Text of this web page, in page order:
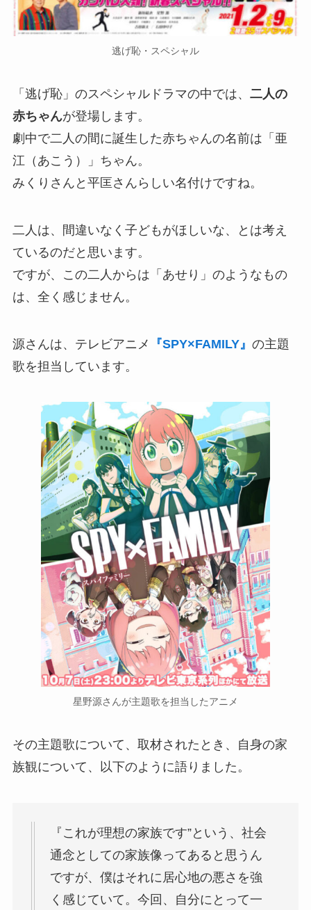
逃げ恥・スペシャル
「逃げ恥」のスペシャルドラマの中では、 二人の
赤ちゃんが登場します。
劇中で二人の間に誕生した赤ちゃんの名前は「亜
江（あこう）」ちゃん。
みくりさんと平匡さんらしい名付けですね。
二人は、間違いなく子どもがほしいな、とは考え
ているのだと思います。
ですが、この二人からは「あせり」のようなもの
は、全く感じません。
源さんは、テレビアニメ 『SPY×FAMILY』 の主題
歌を担当しています。
星野源さんが主題歌を担当したアニメ
その主題歌について、取材されたとき、自身の家
族観について、以下のように語りました。
『これが理想の家族です”という、社会
通念としての家族像ってあると思うん
ですが、僕はそれに居心地の悪さを強
く感じていて。今回、自分にとって一